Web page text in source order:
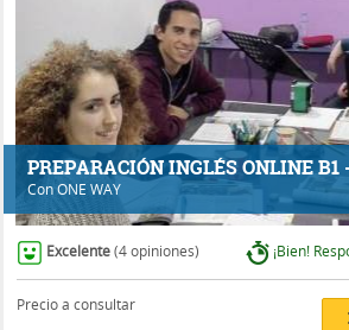
PREPARACIÓN INGLÉS ONLINE B1
ConONE WAY
Excelente (4 opiniones) ¡Bien!
Precio a consultar